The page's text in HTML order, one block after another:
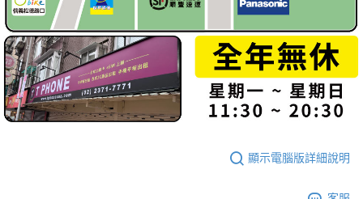
顯示電腦版詳細說明